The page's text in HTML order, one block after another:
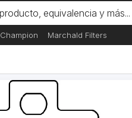
Champion Marchald Filters